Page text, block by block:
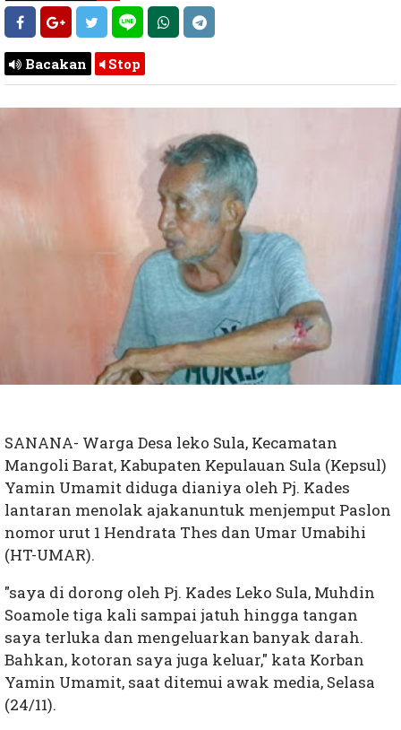
Bacakan Stop
SANANA- Warga Desa leko Sula, Kecamatan
Mangoli Barat, Kabupaten Kepulauan Sula (Kepsul)
Yamin Umamit diduga dianiya oleh Pj. Kades
lantaran menolak ajakanuntuk menjemput Paslon
nomor urut 1 Hendrata Thes dan Umar Umabihi
(HT-UMAR).
"saya di dorong oleh Pj. Kades Leko Sula, Muhdin
Soamole tiga kali sampai jatuh hingga tangan
saya terluka dan mengeluarkan banyak darah.
Bahkan, kotoran saya juga keluar," kata Korban
Yamin Umamit, saat ditemui awak media, Selasa
(24/11).